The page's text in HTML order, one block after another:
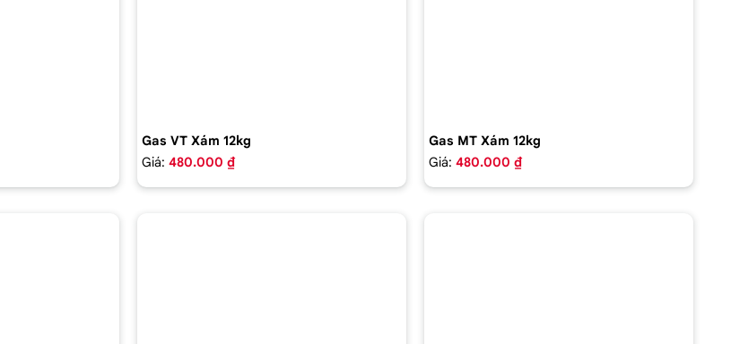
Gas VT Xám 12kg
Giá: 480.000 ₫
Gas MT Xám 12kg
Giá: 480.000 ₫